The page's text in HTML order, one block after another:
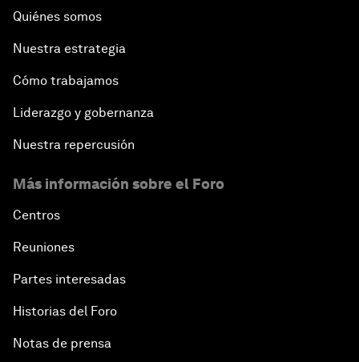
Quiénes somos
Nuestra estrategia
Cómo trabajamos
Liderazgo y gobernanza
Nuestra repercusión
Más información sobre el Foro
Centros
Reuniones
Partes interesadas
Historias del Foro
Notas de prensa